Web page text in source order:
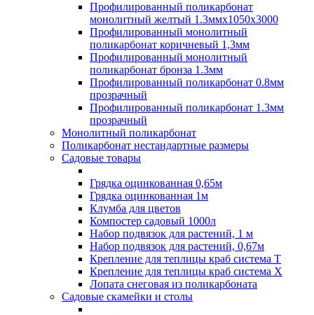
Профилированный поликарбонат
монолитный желтый 1.3ммх1050х3000
Профилированный монолитный
поликарбонат коричневый 1,3мм
Профилированный монолитный
поликарбонат бронза 1.3мм
Профилированный поликарбонат 0.8мм
прозрачный
Профилированный поликарбонат 1.3мм
прозрачный
Монолитный поликарбонат
Поликарбонат нестандартные размеры
Садовые товары
Грядка оцинкованная 0,65м
Грядка оцинкованная 1м
Клумба для цветов
Компостер садовый 1000л
Набор подвязок для растений, 1 м
Набор подвязок для растений, 0,67м
Крепление для теплицы краб система Т
Крепление для теплицы краб система Х
Лопата снеговая из поликарбоната
Садовые скамейки и столы